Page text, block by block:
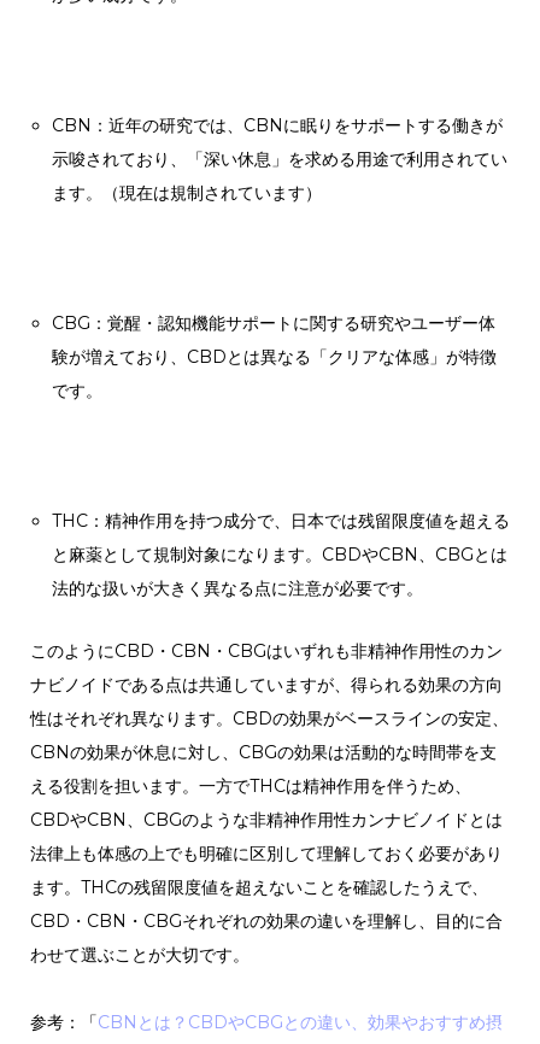
CBN：近年の研究では、CBNに眠りをサポートする働きが
示唆されており、「深い休息」を求める用途で利用されてい
ます。（現在は規制されています）
CBG：覚醒・認知機能サポートに関する研究やユーザー体
験が増えており、CBDとは異なる「クリアな体感」が特徴
です。
THC：精神作用を持つ成分で、日本では残留限度値を超える
と麻薬として規制対象になります。CBDやCBN、CBGとは
法的な扱いが大きく異なる点に注意が必要です。
このようにCBD・CBN・CBGはいずれも非精神作用性のカン
ナビノイドである点は共通していますが、得られる効果の方向
性はそれぞれ異なります。CBDの効果がベースラインの安定、
CBNの効果が休息に対し、CBGの効果は活動的な時間帯を支
える役割を担います。一方でTHCは精神作用を伴うため、
CBDやCBN、CBGのような非精神作用性カンナビノイドとは
法律上も体感の上でも明確に区別して理解しておく必要があり
ます。THCの残留限度値を超えないことを確認したうえで、
CBD・CBN・CBGそれぞれの効果の違いを理解し、目的に合
わせて選ぶことが大切です。
参考：「CBNとは？CBDやCBGとの違い、効果やおすすめ摂